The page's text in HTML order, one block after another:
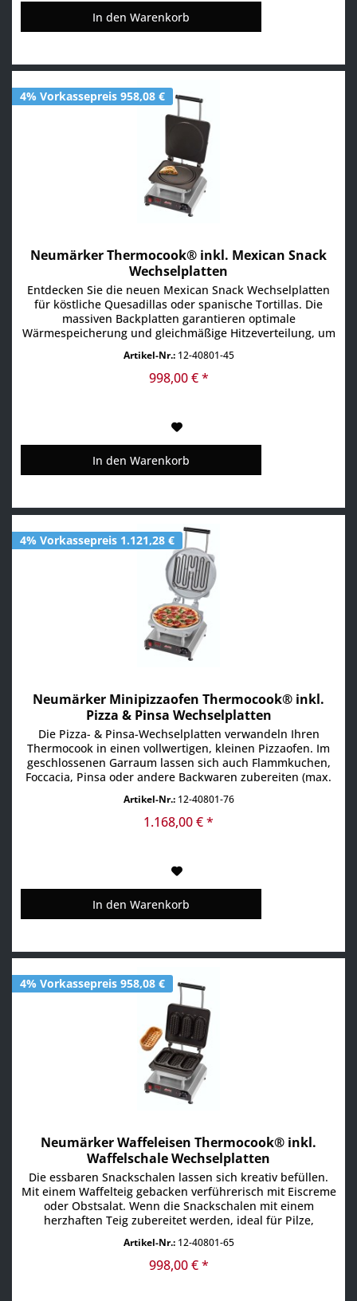
In den Warenkorb
4% Vorkassepreis 958,08 €
Neumärker Thermocook® inkl. Mexican Snack
Wechselplatten
Entdecken Sie die neuen Mexican Snack Wechselplatten
für köstliche Quesadillas oder spanische Tortillas. Die
massiven Backplatten garantieren optimale
Wärmespeicherung und gleichmäßige Hitzeverteilung, um
gleichmäßig garen. • Multifunktionsgerät für
auswechselbare Platten (Mexican Snack Wechselplatten
Artikel-Nr.:12-40801-45
998,00 € *
In den Warenkorb
4% Vorkassepreis 1.121,28 €
Neumärker Minipizzaofen Thermocook® inkl.
Pizza & Pinsa Wechselplatten
Die Pizza- & Pinsa-Wechselplatten verwandeln Ihren
Thermocook in einen vollwertigen, kleinen Pizzaofen. Im
geschlossenen Garraum lassen sich auch Flammkuchen,
Foccacia, Pinsa oder andere Backwaren zubereiten (max.
Backergebnisse. Die Aussparung auf der Oberseite
erlaubt die direkte Strahlungshitze des Heizkörpers. •...
Artikel-Nr.:12-40801-76
1.168,00 € *
In den Warenkorb
4% Vorkassepreis 958,08 €
Neumärker Waffeleisen Thermocook® inkl.
Waffelschale Wechselplatten
Die essbaren Snackschalen lassen sich kreativ befüllen.
Mit einem Waffelteig gebacken verführerisch mit Eiscreme
oder Obstsalat. Wenn die Snackschalen mit einem
herzhaften Teig zubereitet werden, ideal für Pilze,
Multifunktionsgerät für auswechselbare Platten
(Waffelschale Wechselplatten im Lieferumfang enthalten) •
Artikel-Nr.:12-40801-65
998,00 € *